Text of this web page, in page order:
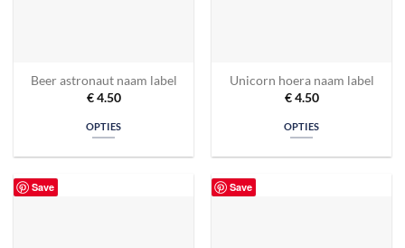
Beer astronaut naam label
€4.50
OPTIES
Unicorn hoera naam label
€4.50
OPTIES
Save Save